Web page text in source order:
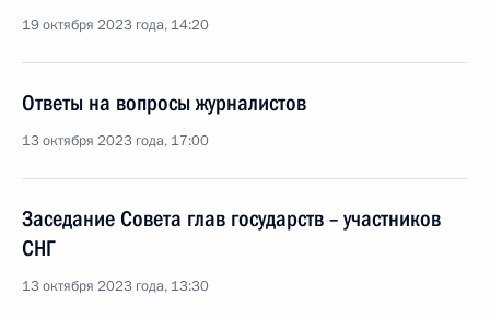
19 октября 2023 года, 14:20
Ответы на вопросы журналистов
13 октября 2023 года, 17:00
Заседание Совета глав государств – участников
СНГ
13 октября 2023 года, 13:30